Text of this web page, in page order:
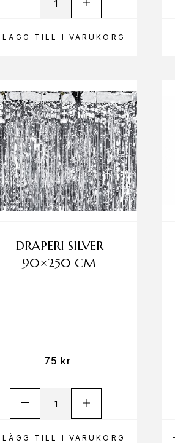
LÄGG TILL I VARUKORG
LÄGG TILL I VARUKORG
DRAPERI SILVER
90×250 CM
75 kr